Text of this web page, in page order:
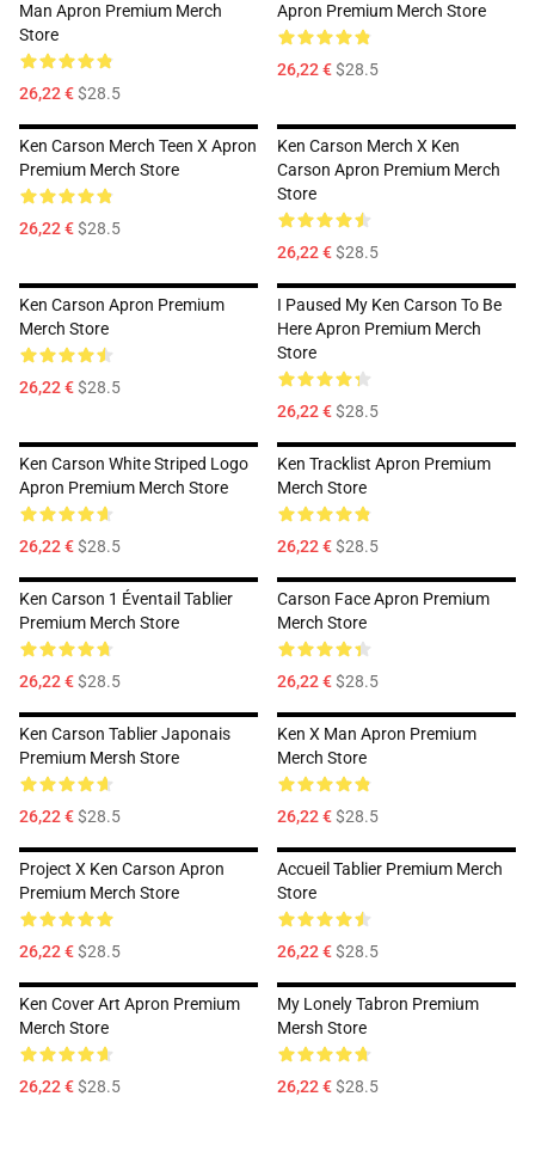
Man Apron Premium Merch
Store
26,22 €$28.5
Apron Premium Merch Store
26,22 €$28.5
Ken Carson Merch Teen X Apron
Premium Merch Store
26,22 €$28.5
Ken Carson Merch X Ken
Carson Apron Premium Merch
Store
26,22 €$28.5
Ken Carson Apron Premium
Merch Store
26,22 €$28.5
I Paused My Ken Carson To Be
Here Apron Premium Merch
Store
26,22 €$28.5
Ken Carson White Striped Logo
Apron Premium Merch Store
26,22 €$28.5
Ken Tracklist Apron Premium
Merch Store
26,22 €$28.5
Ken Carson 1 Éventail Tablier
Premium Merch Store
26,22 €$28.5
Carson Face Apron Premium
Merch Store
26,22 €$28.5
Ken Carson Tablier Japonais
Premium Mersh Store
26,22 €$28.5
Ken X Man Apron Premium
Merch Store
26,22 €$28.5
Project X Ken Carson Apron
Premium Merch Store
26,22 €$28.5
Accueil Tablier Premium Merch
Store
26,22 €$28.5
Ken Cover Art Apron Premium
Merch Store
26,22 €$28.5
My Lonely Tabron Premium
Mersh Store
26,22 €$28.5